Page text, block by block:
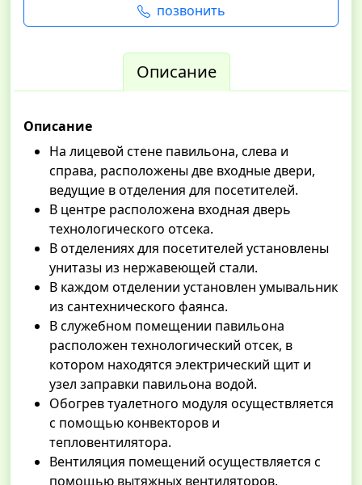
позвонить
Описание
Описание
На лицевой стене павильона, слева и
справа, расположены две входные двери,
ведущие в отделения для посетителей.
В центре расположена входная дверь
технологического отсека.
В отделениях для посетителей установлены
унитазы из нержавеющей стали.
В каждом отделении установлен умывальник
из сантехнического фаянса.
В служебном помещении павильона
расположен технологический отсек, в
котором находятся электрический щит и
узел заправки павильона водой.
Обогрев туалетного модуля осуществляется
с помощью конвекторов и
тепловентилятора.
Вентиляция помещений осуществляется с
помощью вытяжных вентиляторов.